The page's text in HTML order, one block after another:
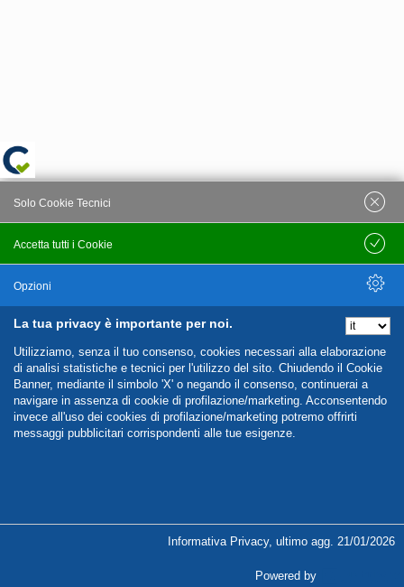
La tua privacy è importante per noi.
Utilizziamo, senza il tuo consenso, cookies necessari alla elaborazione
di analisi statistiche e tecnici per l'utilizzo del sito. Chiudendo il Cookie
Banner, mediante il simbolo 'X' o negando il consenso, continuerai a
navigare in assenza di cookie di profilazione/marketing. Acconsentendo
invece all'uso dei cookies di profilazione/marketing potremo offrirti
messaggi pubblicitari corrispondenti alle tue esigenze.
Accetta tutti i Cookie
Solo Cookie Tecnici
Salva
Opzioni
Nascondi Opzioni
Informativa Privacy, ultimo agg. 21/01/2026
Powered by